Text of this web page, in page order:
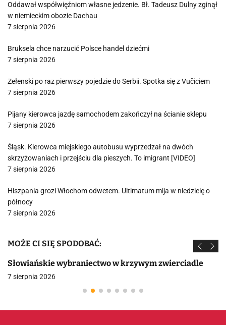
Oddawał współwięźniom własne jedzenie. Bł. Tadeusz Dulny zginął
w niemieckim obozie Dachau
7 sierpnia 2026
Bruksela chce narzucić Polsce handel dziećmi
7 sierpnia 2026
Zełenski po raz pierwszy pojedzie do Serbii. Spotka się z Vučiciem
7 sierpnia 2026
Pijany kierowca jazdę samochodem zakończył na ścianie sklepu
7 sierpnia 2026
Śląsk. Kierowca miejskiego autobusu wyprzedzał na dwóch
skrzyżowaniach i przejściu dla pieszych. To imigrant [VIDEO]
7 sierpnia 2026
Hiszpania grozi Włochom odwetem. Ultimatum mija w niedzielę o
północy
7 sierpnia 2026
MOŻE CI SIĘ SPODOBAĆ:
Słowiańskie wybraniectwo w krzywym zwierciadle
7 sierpnia 2026